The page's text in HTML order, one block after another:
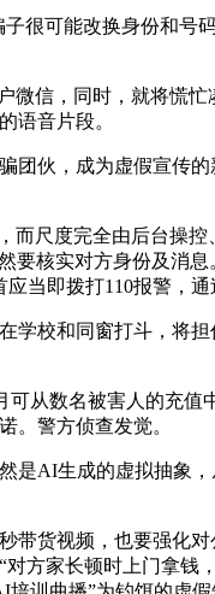
可能改换身份和号
，同时，就将慌忙
语音片段。
伙，成为虚假宣传
尺度完全由后台操
核实对方身份及消
当即拨打110报警，
校和同窗打斗，将
从数名被害人的充
。警方侦查发觉。
AI生成的虚拟抽象
货视频，也要强化
家长顿时上门拿钱